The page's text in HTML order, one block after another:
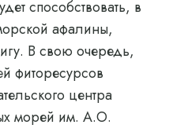
способствовать, в
афалины,
В свою очередь,
фиторесурсов
центра
морей им. А.О.